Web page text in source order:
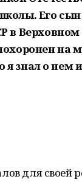
Его
в
на
знал о нем
для своей